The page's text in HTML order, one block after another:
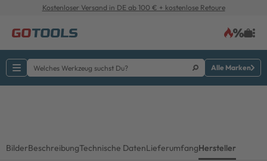
Kostenloser Versand in DE ab 100 € + kostenlose Retoure
Alle Marken
BilderBeschreibungTechnische DatenLieferumfangHersteller